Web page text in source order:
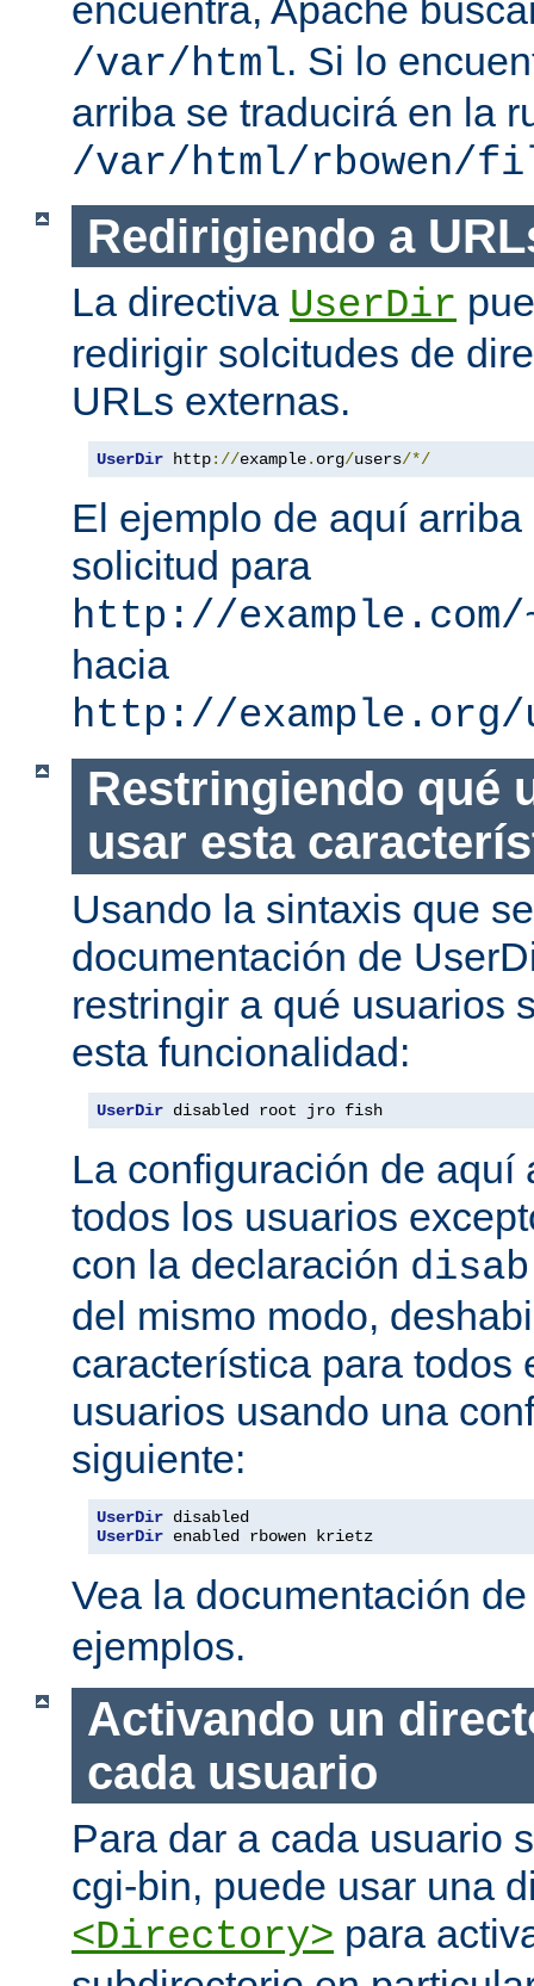
encuentra, Apache
/var/html. Si lo
arriba se traducirá en la
/var/html/rbowen/
Redirigiendo a
La directiva UserDir
redirigir solcitudes de
URLs externas.
UserDir http://example. org/users/*/
El ejemplo de aquí
solicitud para
http://example.com/
hacia
http://example.org/
Restringiendo qué
usar esta
Usando la sintaxis que
documentación de
restringir a qué usuarios
esta funcionalidad:
UserDir disabled root jro fish
La configuración de aquí
todos los usuarios
con la declaración
del mismo modo,
característica para todos
usuarios usando una
siguiente:
UserDir
UserDir enabled rbowen krietz
Vea la documentación
ejemplos.
Activando un
cada usuario
Para dar a cada usuario
cgi-bin, puede usar una
<Directory> para